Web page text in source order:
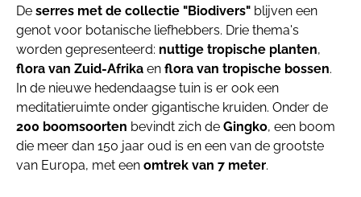
De serres met de collectie "Biodivers" blijven een
genot voor botanische liefhebbers. Drie thema's
worden gepresenteerd: nuttige tropische planten,
flora van Zuid-Afrika en flora van tropische bossen.
In de nieuwe hedendaagse tuin is er ook een
meditatieruimte onder gigantische kruiden. Onder de
200 boomsoorten bevindt zich de Gingko, een boom
die meer dan 150 jaar oud is en een van de grootste
van Europa, met een omtrek van 7 meter.